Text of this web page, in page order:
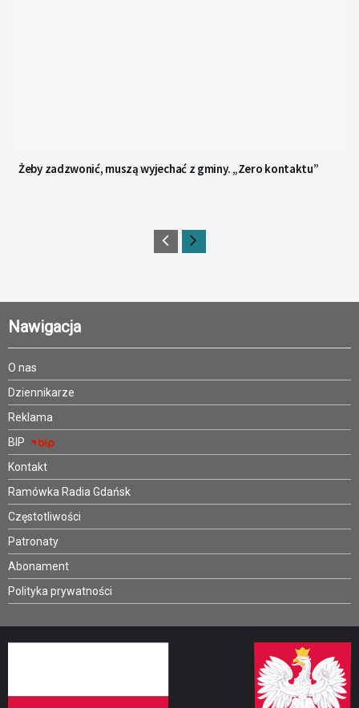
Żeby zadzwonić, muszą wyjechać z gminy. „Zero kontaktu”
Nawigacja
O nas
Dziennikarze
Reklama
BIP
Kontakt
Ramówka Radia Gdańsk
Częstotliwości
Patronaty
Abonament
Polityka prywatności